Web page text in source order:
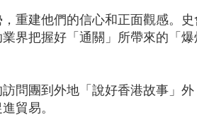
重建他們的信心和正面觀感。
界把握好「通關」所帶來的「
問團到外地「說好香港故事」外
貿易。